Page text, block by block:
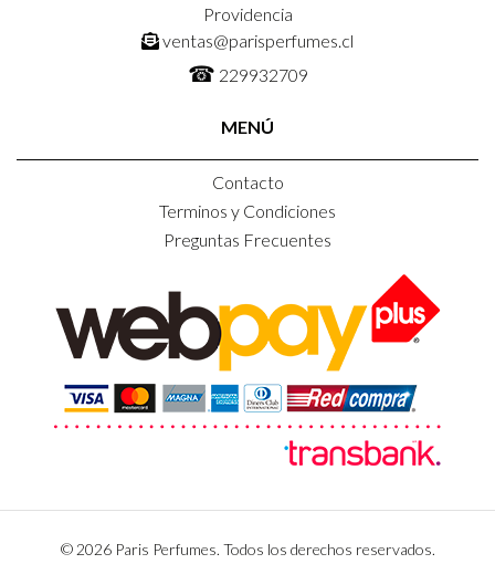
Providencia
ventas@parisperfumes.cl
☎ 229932709
MENÚ
Contacto
Terminos y Condiciones
Preguntas Frecuentes
© 2026 Paris Perfumes. Todos los derechos reservados.